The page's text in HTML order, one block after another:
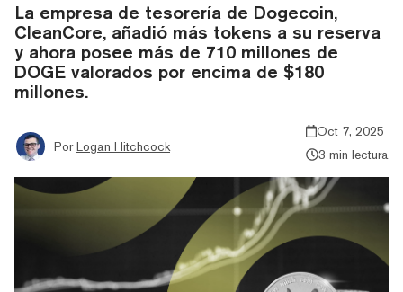
La empresa de tesorería de Dogecoin,
CleanCore, añadió más tokens a su reserva
y ahora posee más de 710 millones de
DOGE valorados por encima de $180
millones.
Por Logan Hitchcock
Oct 7, 2025
3 min lectura